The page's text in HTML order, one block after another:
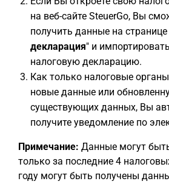
на веб-сайте SteuerGo, Вы
получить данные на странице
декларация" и
налоговую декларацию.
Как только налоговые
новые данные или
существующих данных, Вы
получите уведомление по
Примечание: Данные могут
только за последние 4
году могут быть получены